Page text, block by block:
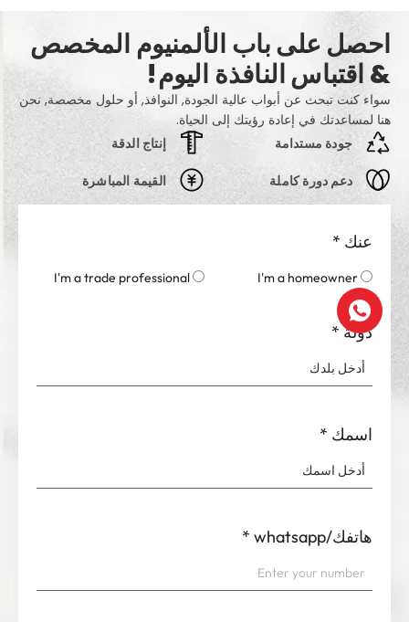
احصل على باب الألمنيوم المخصص
& اقتباس النافذة اليوم!
سواء كنت تبحث عن أبواب عالية الجودة, النوافذ, أو حلول مخصصة, نحن
هنا لمساعدتك في إعادة رؤيتك إلى الحياة.
جودة مستدامة
دعم دورة كاملة
إنتاج الدقة
القيمة المباشرة
عنك*
I'm a homeowner
I'm a trade professional
دولة*
اسمك*
هاتفك/whatsapp *